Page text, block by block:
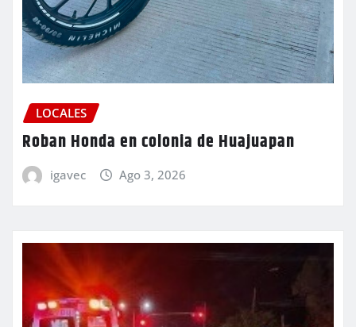
LOCALES
Roban Honda en colonia de Huajuapan
igavec Ago 3, 2026